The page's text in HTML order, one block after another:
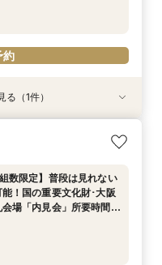
約
会】国の重要文化財･大阪
フォトウエディング相談会
（1件）
数限定】普段は見れない
能！国の重要文化財･大阪
場「内見会」所要時間75
可能クイックフェア